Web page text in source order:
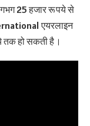
25 हजार रूपये से
एयरलाइन
तक हो सकती है।